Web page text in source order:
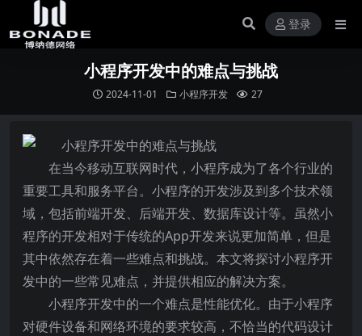
登录
小程序开发中的难点与挑战
2024-11-01 小程序开发 27
在当今移动互联网时代，小程序成为了各个行业的
重要工具和服务平台。小程序的开发涉及到多个技术领
域，包括前端开发、后端开发、数据库设计等。虽然小
程序的开发相对于传统的App开发来说更加简单，但是
其中依然存在着一些难点和挑战。本文将探讨小程序开
发中的一些常见难点，并提供相应的解决方案。
小程序开发中的一个难点是性能优化。由于小程序
对硬件设备和网络环境的要求较高，不恰当的代码设计